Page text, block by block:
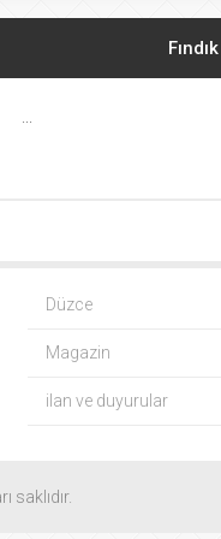
Gürsel
BNP
İMES OSB
...
Düzce
Magazin
ilan ve duyurular
saklıdır.